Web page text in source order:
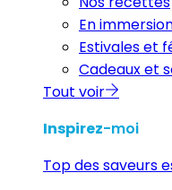
En
Estivales et
Cadeaux et
Tout voir
Inspirez-moi
Top des saveurs